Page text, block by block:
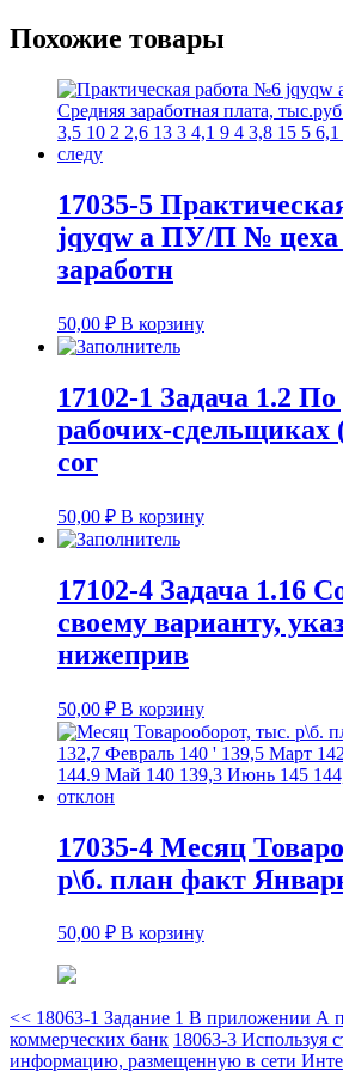
Похожие товары
17035-5
jqyqw а ПУ/П № цеха
заработн
50,00 ₽ В корзину
17102-1 Задача 1.2
рабочих-сдельщиках
сог
50,00 ₽ В корзину
17102-4 Задача 1.16
своему варианту,
нижеприв
50,00 ₽ В корзину
17035-4 Месяц
р\б. план факт
50,00 ₽ В корзину
<< 18063-1 Задание 1 В приложении А
коммерческих банк 18063-3 Используя
информацию, размещенную в сети Инте